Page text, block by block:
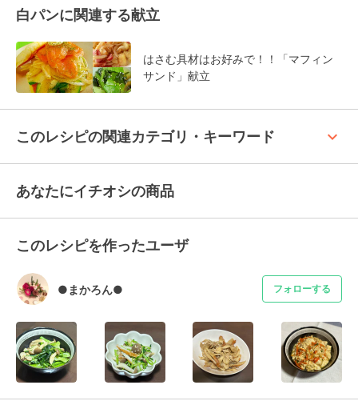
白パンに関連する献立
はさむ具材はお好みで！！「マフィン
サンド」献立
このレシピの関連カテゴリ・キーワード keyboard_arrow_up
あなたにイチオシの商品
このレシピを作ったユーザ
●まかろん● フォローする